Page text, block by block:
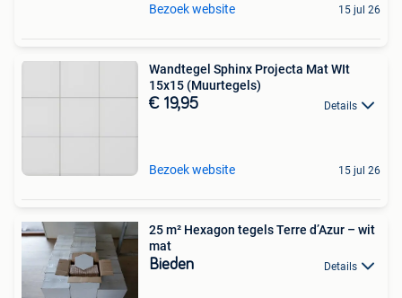
Bezoek website 15 jul 26
Wandtegel Sphinx Projecta Mat WIt
15x15 (Muurtegels)
€ 19,95 Details
Bezoek website 15 jul 26
25 m² Hexagon tegels Terre d’Azur – wit
mat
Bieden Details